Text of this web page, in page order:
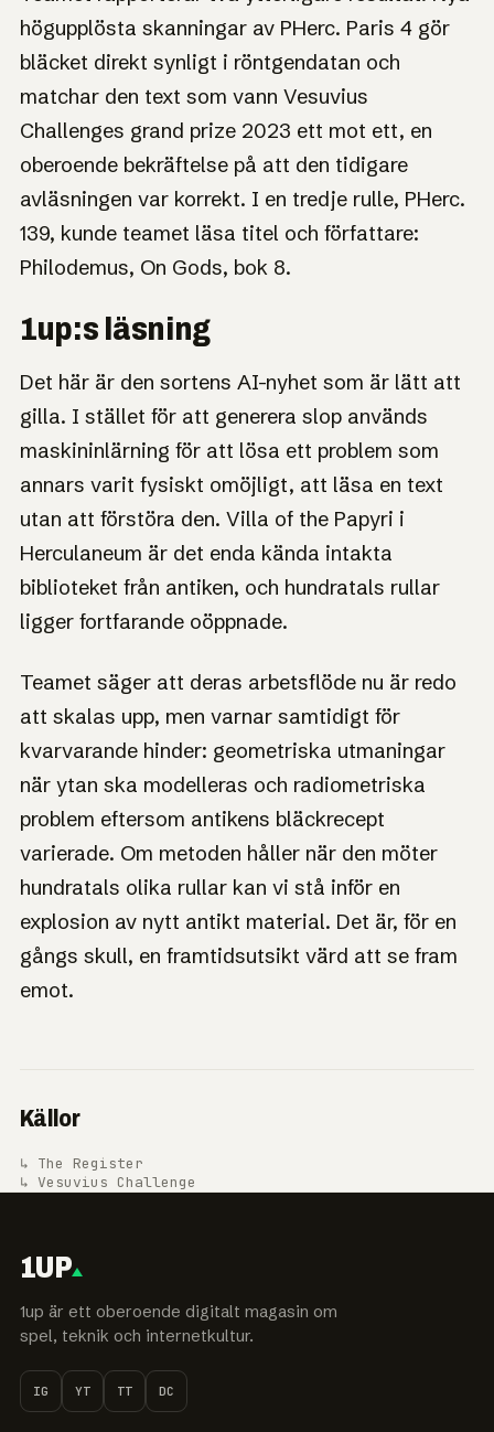
högupplösta skanningar av PHerc. Paris 4 gör
bläcket direkt synligt i röntgendatan och
matchar den text som vann Vesuvius
Challenges grand prize 2023 ett mot ett, en
oberoende bekräftelse på att den tidigare
avläsningen var korrekt. I en tredje rulle, PHerc.
139, kunde teamet läsa titel och författare:
Philodemus, On Gods, bok 8.
1up:s läsning
Det här är den sortens AI-nyhet som är lätt att
gilla. I stället för att generera slop används
maskininlärning för att lösa ett problem som
annars varit fysiskt omöjligt, att läsa en text
utan att förstöra den. Villa of the Papyri i
Herculaneum är det enda kända intakta
biblioteket från antiken, och hundratals rullar
ligger fortfarande oöppnade.
Teamet säger att deras arbetsflöde nu är redo
att skalas upp, men varnar samtidigt för
kvarvarande hinder: geometriska utmaningar
när ytan ska modelleras och radiometriska
problem eftersom antikens bläckrecept
varierade. Om metoden håller när den möter
hundratals olika rullar kan vi stå inför en
explosion av nytt antikt material. Det är, för en
gångs skull, en framtidsutsikt värd att se fram
emot.
Källor
↳ The Register
↳ Vesuvius Challenge
1UP
1up är ett oberoende digitalt magasin om
spel, teknik och internetkultur.
IG YT TT DC